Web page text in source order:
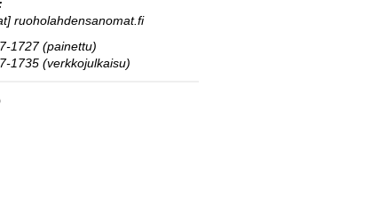
ruoholahdensanomat.fi
1727 (painettu)
1735 (verkkojulkaisu)